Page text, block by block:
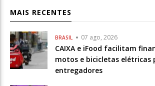
MAIS RECENTES
BRASIL 07 ago, 2026
CAIXA e iFood facilitam
motos e bicicletas elétricas
entregadores